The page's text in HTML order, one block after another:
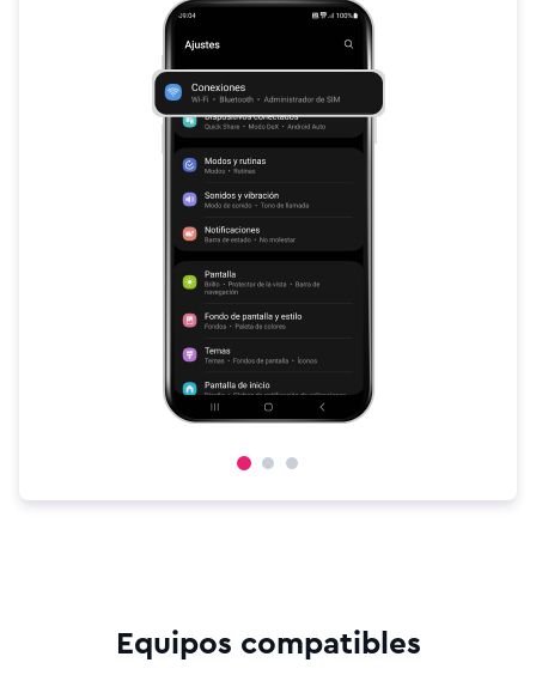
Equipos compatibles